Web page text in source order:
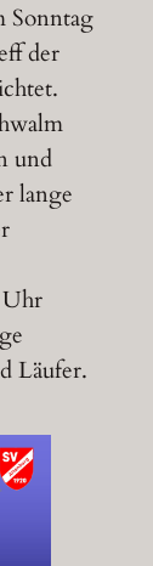
Sonntag
der
und
lange
Uhr
Läufer.